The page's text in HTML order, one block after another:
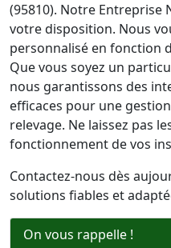
(95810). Notre Entreprise
votre disposition. Nous
personnalisé en fonction
Que vous soyez un
nous garantissons des
efficaces pour une
relevage. Ne laissez pas
fonctionnement de vos
Contactez-nous dès
solutions fiables et
On vous rappelle !